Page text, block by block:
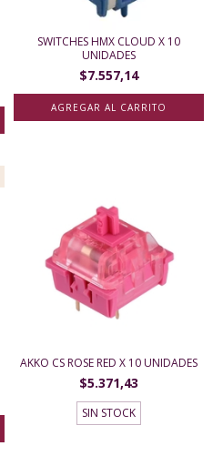
SWITCHES HMX CLOUD X 10
UNIDADES
$7.557,14
AKKO CS ROSE RED X 10 UNIDADES
$5.371,43
SIN STOCK